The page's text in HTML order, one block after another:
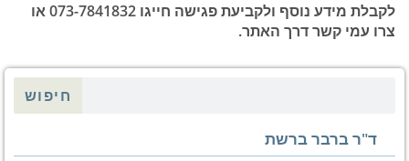
חיפוש
ד"ר ברבר ברשת
לקבלת מידע נוסף ולקביעת פגישה חייגו 073-7841832 או
צרו עמי קשר דרך האתר.